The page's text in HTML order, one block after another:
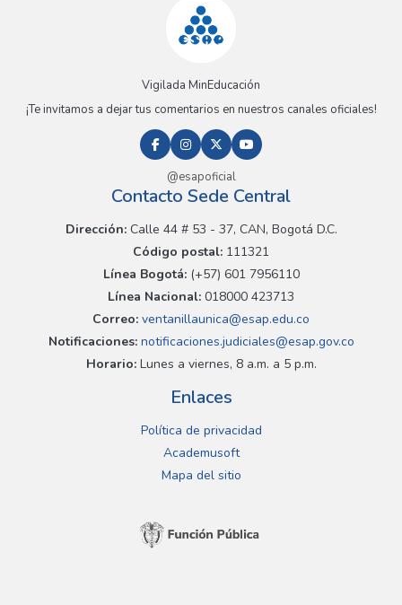
Vigilada MinEducación
¡Te invitamos a dejar tus comentarios en nuestros canales oficiales!
@esapoficial
Contacto Sede Central
Dirección:Calle 44 # 53 - 37, CAN, Bogotá D.C.
Código postal: 111321
Línea Bogotá:(+57) 601 7956110
Línea Nacional: 018000 423713
Correo: ventanillaunica@esap.edu.co
Notificaciones:notificaciones.judiciales@esap.gov.co
Horario:Lunes a viernes, 8 a.m. a 5 p.m.
Enlaces
Política de privacidad
Academusoft
Mapa del sitio